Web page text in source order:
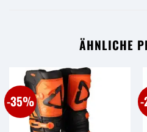
ÄHNLICHE
-35%